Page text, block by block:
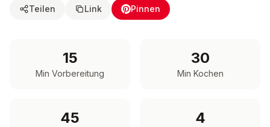
Teilen Link Pinnen
15
Min Vorbereitung
30
Min Kochen
45 4